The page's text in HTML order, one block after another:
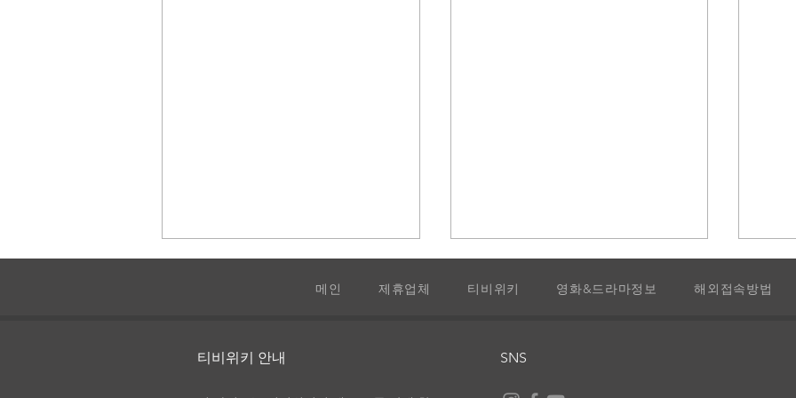
메인 제휴업체 티비위키 영화&드라마정보 해외접속방법
티비위키 안내 SNS